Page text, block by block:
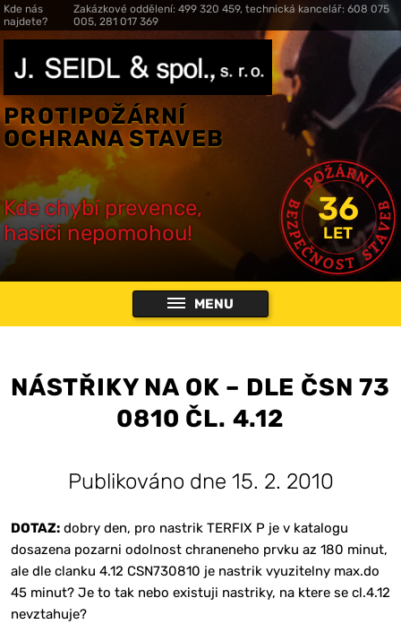
Kde nás
najdete?
Zakázkové oddělení: 499 320 459, technická kancelář: 608 075
005, 281 017 369
PROTIPOŽÁRNÍ
OCHRANA STAVEB
Kde chybí prevence,
hasiči nepomohou!
36
LET
MENU
NÁSTŘIKY NA OK – DLE ČSN 73
0810 ČL. 4.12
Publikováno dne 15. 2. 2010
DOTAZ:dobry den, pro nastrik TERFIX P je v katalogu
dosazena pozarni odolnost chraneneho prvku az 180 minut,
ale dle clanku 4.12 CSN730810 je nastrik vyuzitelny max.do
45 minut? Je to tak nebo existuji nastriky, na ktere se cl.4.12
nevztahuje?